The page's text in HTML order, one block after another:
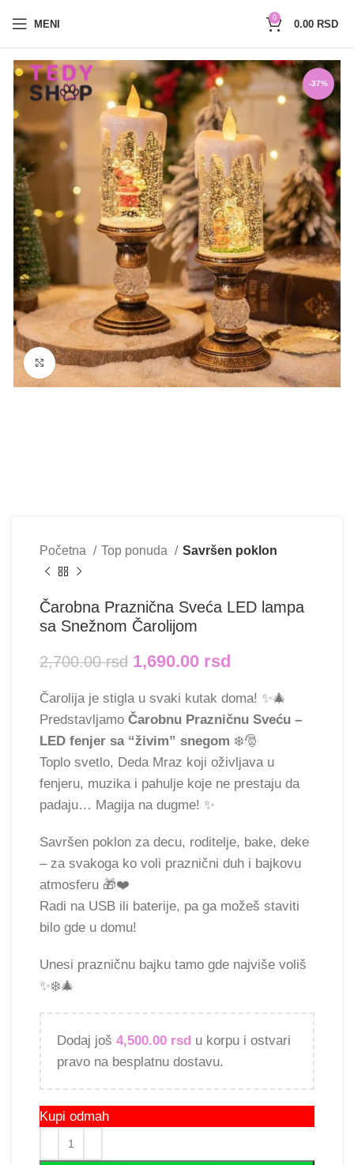
MENI
0
0.00 RSD
-37%
Klikni i uvećaj
Početna Top ponuda Savršen poklon
Čarobna Praznična Sveća LED lampa
sa Snežnom Čarolijom
2,700.00rsd 1,690.00 rsd
Čarolija je stigla u svaki kutak doma! ✨🎄
Predstavljamo Čarobnu Prazničnu Sveću –
LED fenjer sa “živim” snegom ❄️🎅
Toplo svetlo, Deda Mraz koji oživljava u
fenjeru, muzika i pahulje koje ne prestaju da
padaju… Magija na dugme! ✨
Savršen poklon za decu, roditelje, bake, deke
– za svakoga ko voli praznični duh i bajkovu
atmosferu 🎁❤️
Radi na USB ili baterije, pa ga možeš staviti
bilo gde u domu!
Unesi prazničnu bajku tamo gde najviše voliš
✨❄️🎄
Dodaj još 4,500.00 rsd u korpu i ostvari
pravo na besplatnu dostavu.
Kupi odmah